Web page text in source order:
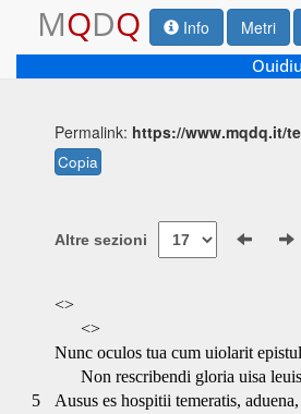
MQDQ Info Metri
Permalink: https://www.mqdq.it/
Copia
Altre sezioni
<>
<>
Nunc oculos tua cum uiolarit
Non rescribendi gloria uisa
5
Ausus es hospitii temeratis,